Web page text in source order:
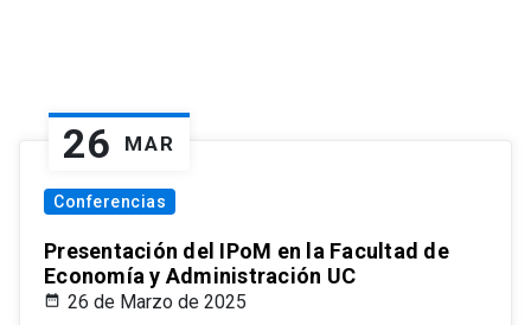
26 MAR
Conferencias
Presentación del IPoM en la Facultad de
Economía y Administración UC
26 de Marzo de 2025